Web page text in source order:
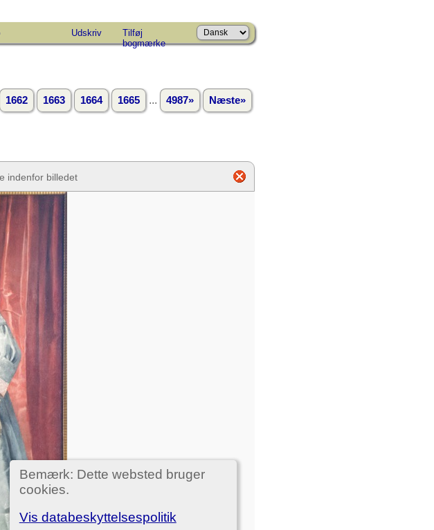
Udskriv
Tilføj
bogmærke
1662 1663 1664 1665 ... 4987» Næste»